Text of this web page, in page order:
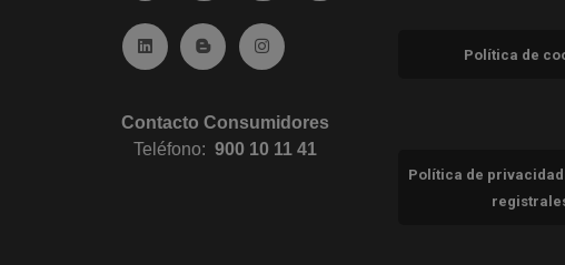
Ir a Linkedin (abre en ventana nueva)
Ir al Blog (abre en ventana nueva)
Ir a Instagram (abre en ventana nueva)
Contacto Consumidores
Teléfono:900 10 11 41
Política de
Política de